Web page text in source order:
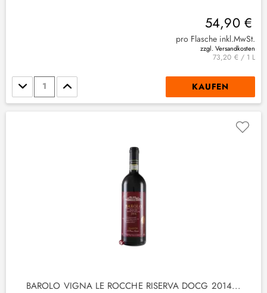
54,90 €
pro Flasche inkl.MwSt.
zzgl. Versandkosten
73,20 € / 1 L
Stückzahl KAUFEN
BAROLO VIGNA LE ROCCHE RISERVA DOCG 2014...